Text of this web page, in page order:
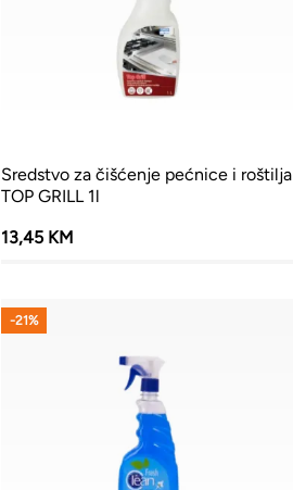
Sredstvo za čišćenje pećnice i roštilja
TOP GRILL 1l
13,45 KM
-21%